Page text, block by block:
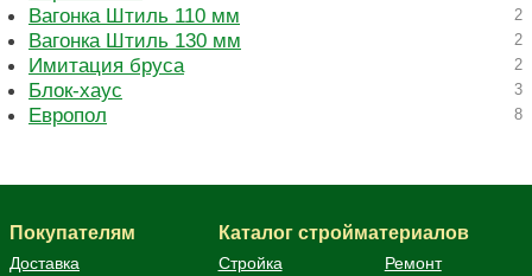
Вагонка Штиль 110 мм 2
Вагонка Штиль 130 мм 2
Имитация бруса 2
Блок-хаус 3
Европол 8
Покупателям
Доставка
Каталог стройматериалов
Стройка
Ремонт